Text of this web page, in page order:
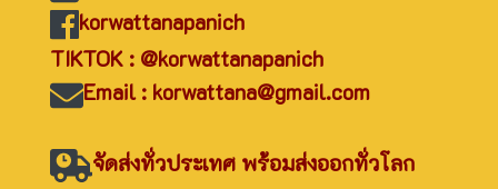
korwattanapanich
TIKTOK : @korwattanapanich
Email : korwattana@gmail.com
จัดส่งทั่วประเทศ พร้อมส่งออกทั่วโลก